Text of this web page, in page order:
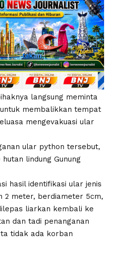
langsung meminta
membalikkan tempat
mengevakuasi ular
ular python tersebut,
lindung Gunung
hasil identifikasi ular jenis
2 meter, berdiameter 5cm,
liarkan kembali ke
dan tadi penanganan
tidak ada korban